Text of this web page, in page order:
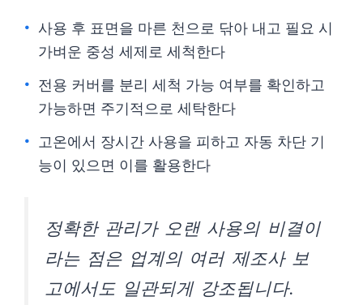
사용 후 표면을 마른 천으로 닦아 내고 필요 시
가벼운 중성 세제로 세척한다
전용 커버를 분리 세척 가능 여부를 확인하고
가능하면 주기적으로 세탁한다
고온에서 장시간 사용을 피하고 자동 차단 기
능이 있으면 이를 활용한다
정확한 관리가 오랜 사용의 비결이
라는 점은 업계의 여러 제조사 보
고에서도 일관되게 강조됩니다.